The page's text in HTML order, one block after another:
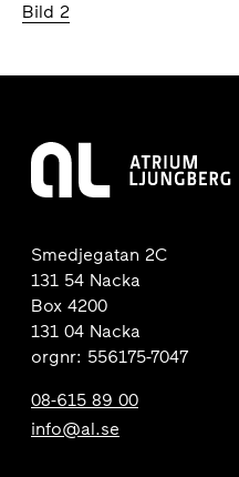
Bild 2
Smedjegatan 2C
131 54 Nacka
Box 4200
131 04 Nacka
orgnr: 556175-7047
08-615 89 00
info@al.se